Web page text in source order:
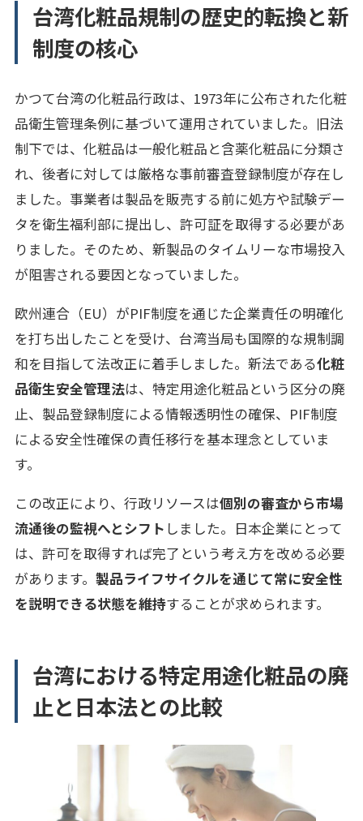
台湾化粧品規制の歴史的転換と新
制度の核心
かつて台湾の化粧品行政は、1973年に公布された化粧
品衛生管理条例に基づいて運用されていました。旧法
制下では、化粧品は一般化粧品と含薬化粧品に分類さ
れ、後者に対しては厳格な事前審査登録制度が存在し
ました。事業者は製品を販売する前に処方や試験デー
タを衛生福利部に提出し、許可証を取得する必要があ
りました。そのため、新製品のタイムリーな市場投入
が阻害される要因となっていました。
欧州連合（EU）がPIF制度を通じた企業責任の明確化
を打ち出したことを受け、台湾当局も国際的な規制調
和を目指して法改正に着手しました。新法である化粧
品衛生安全管理法は、特定用途化粧品という区分の廃
止、製品登録制度による情報透明性の確保、PIF制度
による安全性確保の責任移行を基本理念としていま
す。
この改正により、行政リソースは個別の審査から市場
流通後の監視へとシフト しました。日本企業にとって
は、許可を取得すれば完了という考え方を改める必要
があります。 製品ライフサイクルを通じて常に安全性
を説明できる状態を維持することが求められます。
台湾における特定用途化粧品の廃
止と日本法との比較